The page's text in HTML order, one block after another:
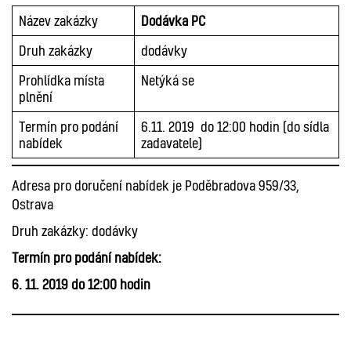
Název zakázky
Dodávka PC
Druh zakázky
dodávky
Prohlídka místa
plnění
Netýká se
Termín pro podání
nabídek
6.11. 2019 do 12:00 hodin (do sídla
zadavatele)
Adresa pro doručení nabídek je Poděbradova 959/33,
Ostrava
Druh zakázky: dodávky
Termín pro podání nabídek:
6. 11. 2019 do 12:00 hodin